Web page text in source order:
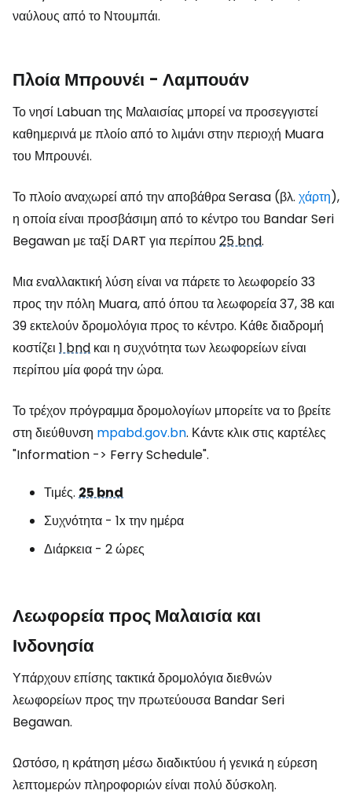
ναύλους από το Ντουμπάι.
Πλοία Μπρουνέι - Λαμπουάν
Το νησί Labuan της Μαλαισίας μπορεί να προσεγγιστεί
καθημερινά με πλοίο από το λιμάνι στην περιοχή Muara
του Μπρουνέι.
Το πλοίο αναχωρεί από την αποβάθρα Serasa (βλ. χάρτη),
η οποία είναι προσβάσιμη από το κέντρο του Bandar Seri
Begawan με ταξί DART για περίπου 25 bnd.
Μια εναλλακτική λύση είναι να πάρετε το λεωφορείο 33
προς την πόλη Muara, από όπου τα λεωφορεία 37, 38 και
39 εκτελούν δρομολόγια προς το κέντρο. Κάθε διαδρομή
κοστίζει 1 bnd και η συχνότητα των λεωφορείων είναι
περίπου μία φορά την ώρα.
Το τρέχον πρόγραμμα δρομολογίων μπορείτε να το βρείτε
στη διεύθυνση mpabd.gov.bn. Κάντε κλικ στις καρτέλες
"Information -> Ferry Schedule".
Τιμές. 25 bnd
Συχνότητα - 1x την ημέρα
Διάρκεια - 2 ώρες
Λεωφορεία προς Μαλαισία και
Ινδονησία
Υπάρχουν επίσης τακτικά δρομολόγια διεθνών
λεωφορείων προς την πρωτεύουσα Bandar Seri
Begawan.
Ωστόσο, η κράτηση μέσω διαδικτύου ή γενικά η εύρεση
λεπτομερών πληροφοριών είναι πολύ δύσκολη.